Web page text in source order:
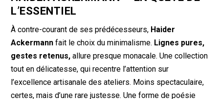
L’ESSENTIEL
À contre-courant de ses prédécesseurs, Haider
Ackermann fait le choix du minimalisme. Lignes pures,
gestes retenus, allure presque monacale. Une collection
tout en délicatesse, qui recentre l’attention sur
l’excellence artisanale des ateliers. Moins spectaculaire,
certes, mais d’une rare justesse. Une forme de poésie